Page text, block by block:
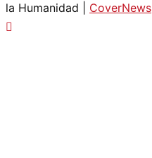
la Humanidad
CoverNews